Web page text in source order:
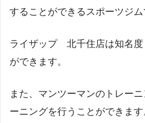
することができるスポーツジム
ライザップ 北千住店は知名度
ができます。
また、マンツーマンのトレー
ーニングを行うことができます